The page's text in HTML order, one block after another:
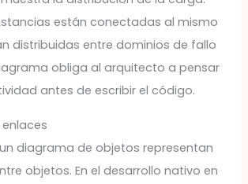
están conectadas al mismo
distribuidas entre dominios de fallo
obliga al arquitecto a pensar
antes de escribir el código.
diagrama de objetos representan
objetos. En el desarrollo nativo en